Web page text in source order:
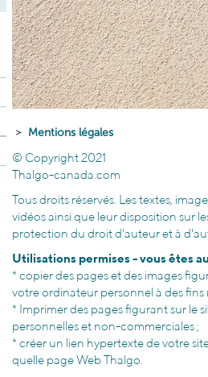
Mentions légales
© Copyright 2021
Thalgo-canada.com
Tous droits réservés. Les textes,
vidéos ainsi que leur disposition sur
protection du droit d'auteur et à
Utilisations permises - vous êtes
* copier des pages et des images
votre ordinateur personnel à des
* Imprimer des pages figurant sur le
personnelles et non-commerciales ;
* créer un lien hypertexte de votre
quelle page Web Thalgo.